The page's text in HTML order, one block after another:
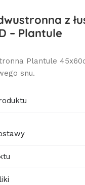
z
– Plantule
Plantule
snu.